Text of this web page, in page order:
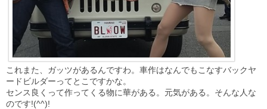
これまた、ガッツがあるんですわ。車作はなんでもこなすバックヤ
ードビルダーってとこですかな。
センス良くって作ってくる物に華がある。元気がある。そんな人な
のです!(^^)!